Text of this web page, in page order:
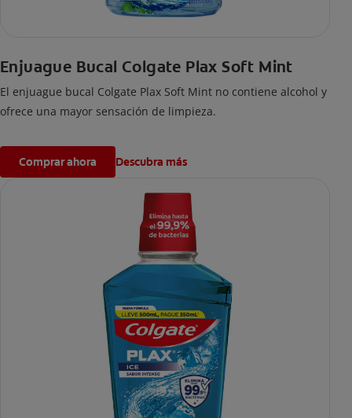
Enjuague Bucal Colgate Plax Soft Mint
El enjuague bucal Colgate Plax Soft Mint no contiene alcohol y
ofrece una mayor sensación de limpieza.
Comprar ahora Descubra más